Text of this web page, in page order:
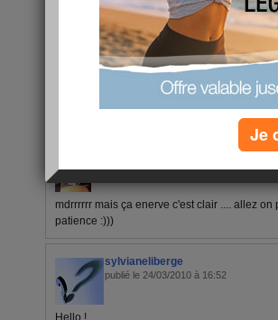
‹ Préc. 1 Suiv. › »
mdrrrrrr mais ça enerve c'est clair .... allez
patience :)))
sylvianeliberge
publié le 24/03/2010 à 16:52
Hello !
Je